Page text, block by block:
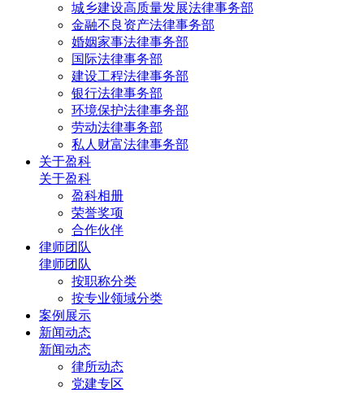
城乡建设高质量发展法律事务部
金融不良资产法律事务部
婚姻家事法律事务部
国际法律事务部
建设工程法律事务部
银行法律事务部
环境保护法律事务部
劳动法律事务部
私人财富法律事务部
关于盈科
关于盈科
盈科相册
荣誉奖项
合作伙伴
律师团队
律师团队
按职称分类
按专业领域分类
案例展示
新闻动态
新闻动态
律所动态
党建专区